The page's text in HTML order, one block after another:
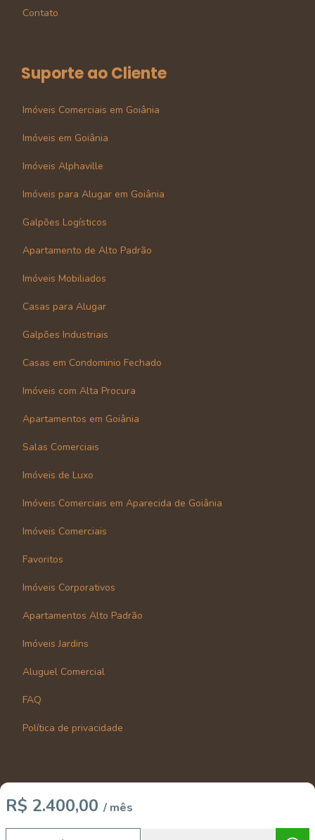
R$ 2.400,00 / mês
Contato
Suporte ao Cliente
Imóveis Comerciais em Goiânia
Imóveis em Goiânia
Imóveis Alphaville
Imóveis para Alugar em Goiânia
Galpões Logísticos
Apartamento de Alto Padrão
Imóveis Mobiliados
Casas para Alugar
Galpões Industriais
Casas em Condominio Fechado
Imóveis com Alta Procura
Apartamentos em Goiânia
Salas Comerciais
Imóveis de Luxo
Imóveis Comerciais em Aparecida de Goiânia
Imóveis Comerciais
Favoritos
Imóveis Corporativos
Apartamentos Alto Padrão
Imóveis Jardins
Aluguel Comercial
FAQ
Política de privacidade
Imobiliária Certificada:
Selo de Tecnologia Loft